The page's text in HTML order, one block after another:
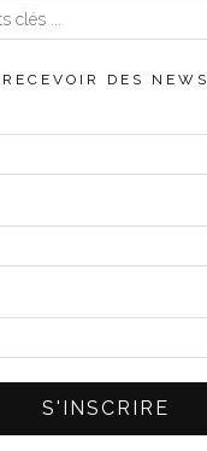
RECEVOIR DES NEWS